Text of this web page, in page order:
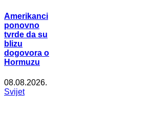
Amerikanci
ponovno
tvrde da su
blizu
dogovora o
Hormuzu
08.08.2026.
Svijet